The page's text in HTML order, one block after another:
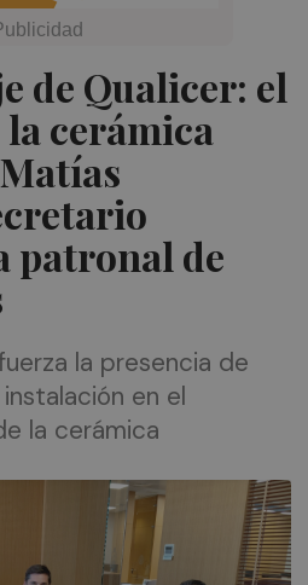
de Qualicer: el
cerámica
patronal de
la presencia de
en el
la cerámica